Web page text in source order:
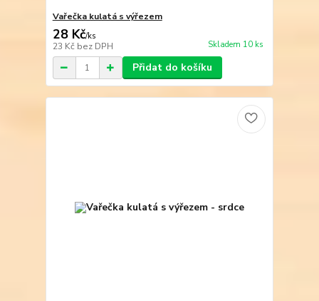
Vařečka kulatá s výřezem
28 Kč/ks
23 Kč bez DPH Skladem 10 ks
Přidat do košíku